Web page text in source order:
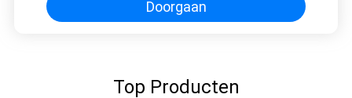
Doorgaan
Top Producten